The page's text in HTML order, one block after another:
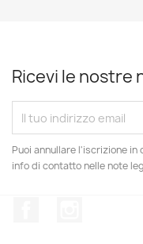
Ricevi le nostre
Puoi annullare l'iscrizione
info di contatto nelle note